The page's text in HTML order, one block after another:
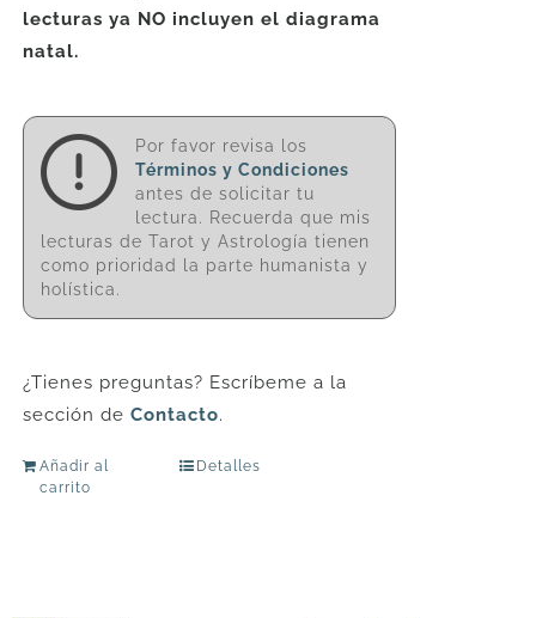
lecturas ya NO incluyen el diagrama
natal.
Por favor revisa los
Términos y Condiciones
antes de solicitar tu
lectura. Recuerda que mis
lecturas de Tarot y Astrología tienen
como prioridad la parte humanista y
holística.
¿Tienes preguntas? Escríbeme a la
sección de Contacto.
Añadir al
carrito
Detalles